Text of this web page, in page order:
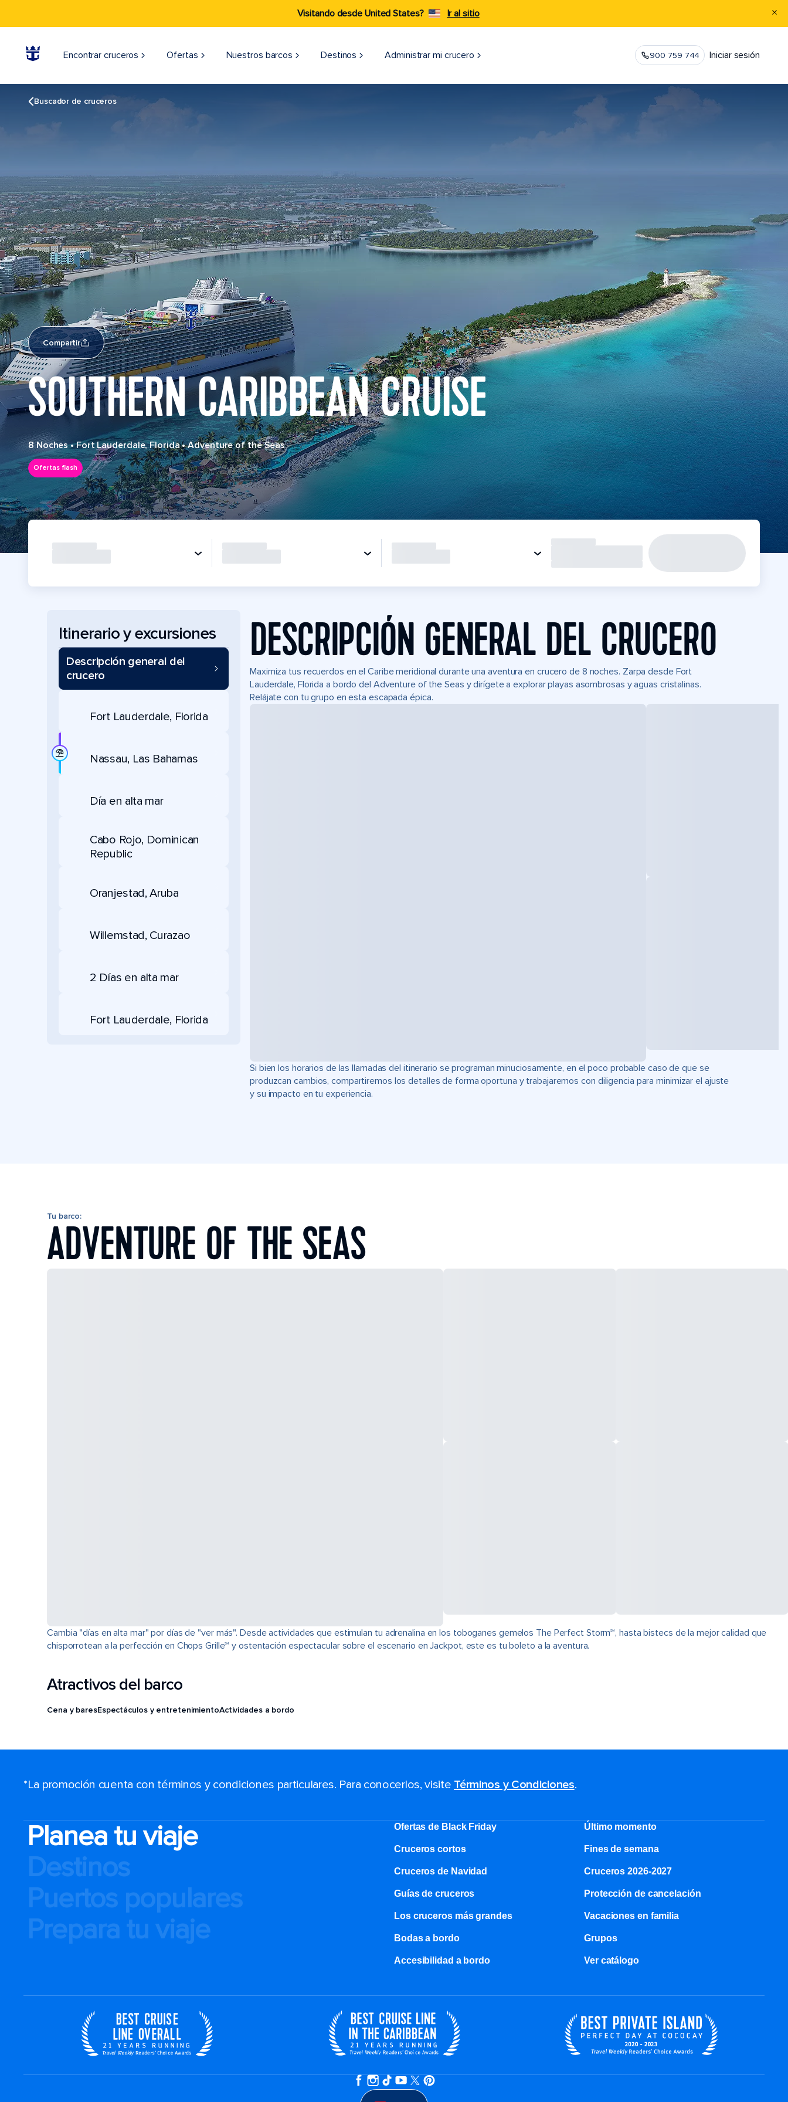
Visitando desde United States? Ir al sitio
Encontrar cruceros Ofertas Nuestros barcos Destinos Administrar mi crucero 900 759 744 Iniciar sesión
Buscador de cruceros
Compartir
SOUTHERN CARIBBEAN CRUISE
8 Noches•Fort Lauderdale, Florida•Adventure of the Seas
Ofertas flash
Itinerario y excursiones
Descripción general del
crucero
Fort Lauderdale, Florida
Nassau, Las Bahamas
Día en alta mar
Cabo Rojo, Dominican
Republic
Oranjestad, Aruba
Willemstad, Curazao
2 Días en alta mar
Fort Lauderdale, Florida
DESCRIPCIÓN GENERAL DEL CRUCERO
Maximiza tus recuerdos en el Caribe meridional durante una aventura en crucero de 8 noches. Zarpa desde Fort
Lauderdale, Florida a bordo del Adventure of the Seas y dirígete a explorar playas asombrosas y aguas cristalinas.
Relájate con tu grupo en esta escapada épica.
Si bien los horarios de las llamadas del itinerario se programan minuciosamente, en el poco probable caso de que se
produzcan cambios, compartiremos los detalles de forma oportuna y trabajaremos con diligencia para minimizar el ajuste
y su impacto en tu experiencia.
Tu barco:
ADVENTURE OF THE SEAS
Cambia "días en alta mar" por días de "ver más". Desde actividades que estimulan tu adrenalina en los toboganes gemelos The Perfect Storm℠, hasta bistecs de la mejor calidad que
chisporrotean a la perfección en Chops Grille℠ y ostentación espectacular sobre el escenario en Jackpot, este es tu boleto a la aventura.
Atractivos del barco
Cena y baresEspectáculos y entretenimientoActividades a bordo
*La promoción cuenta con términos y condiciones particulares. Para conocerlos, visite Términos y Condiciones.
Planea tu viaje
Destinos
Puertos populares
Prepara tu viaje
Ofertas de Black Friday Último momento
Cruceros cortos Fines de semana
Cruceros de Navidad Cruceros 2026-2027
Guías de cruceros Protección de cancelación
Los cruceros más grandes Vacaciones en familia
Bodas a bordo Grupos
Accesibilidad a bordo Ver catálogo